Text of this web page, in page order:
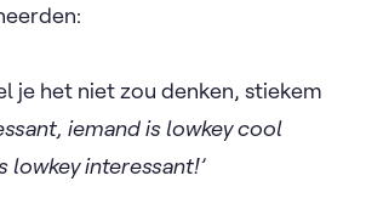
je het niet zou denken, stiekem
iemand is lowkey cool
lowkey interessant!’